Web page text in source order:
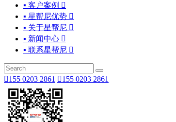
▪ 客户案例 
▪ 星帮尼优势 
▪ 关于星帮尼 
▪ 新闻中心 
▪ 联系星帮尼 
155 0203 2861 155 0203 2861